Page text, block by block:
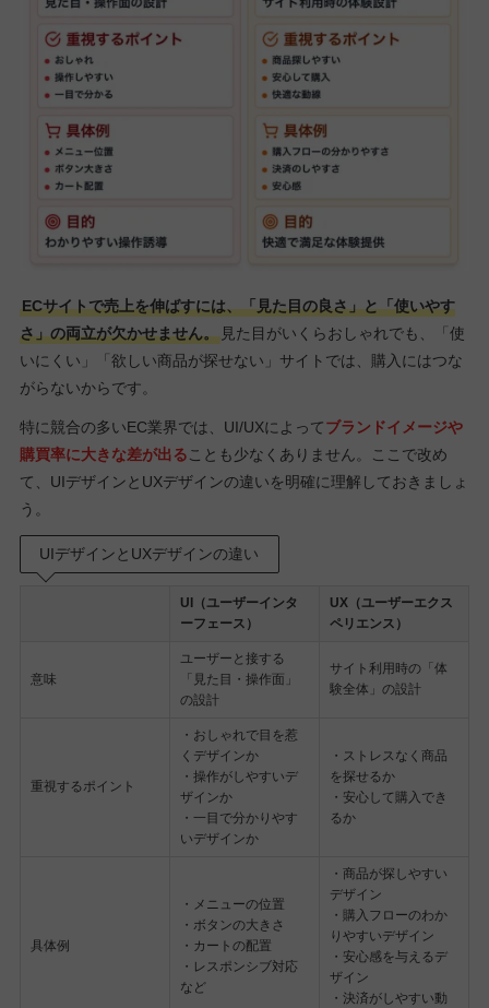
ECサイトで売上を伸ばすには、「見た目の良さ」と「使いやす
さ」の両立が欠かせません。見た目がいくらおしゃれでも、「使
いにくい」「欲しい商品が探せない」サイトでは、購入にはつな
がらないからです。
特に競合の多いEC業界では、UI/UXによってブランドイメージや
購買率に大きな差が出る ことも少なくありません。ここで改め
て、UIデザインとUXデザインの違いを明確に理解しておきましょ
う。
UIデザインとUXデザインの違い
UI（ユーザーインタ
ーフェース）
UX（ユーザーエクス
ペリエンス）
意味
ユーザーと接する
「見た目・操作面」
の設計
サイト利用時の「体
験全体」の設計
重視するポイント
・おしゃれで目を惹
くデザインか
・操作がしやすいデ
ザインか
・一目で分かりやす
いデザインか
・ストレスなく商品
を探せるか
・安心して購入でき
るか
具体例
・メニューの位置
・ボタンの大きさ
・カートの配置
・レスポンシブ対応
など
・商品が探しやすい
デザイン
・購入フローのわか
りやすいデザイン
・安心感を与えるデ
ザイン
・決済がしやすい動